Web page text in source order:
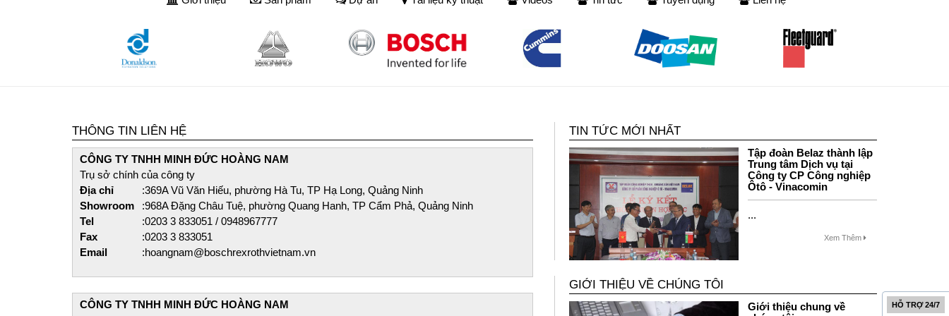
THÔNG TIN LIÊN HỆ
CÔNG TY TNHH MINH ĐỨC HOÀNG NAM​
Trụ sở chính của công ty
Địa chỉ
:369A Vũ Văn Hiếu, phường Hà Tu, TP Hạ Long, Quảng Ninh
Showroom
:968A Đặng Châu Tuệ, phường Quang Hanh, TP Cẩm Phả, Quảng Ninh
Tel
:0203 3 833051 / 0948967777
Fax
:0203 3 833051
Email
:hoangnam@boschrexrothvietnam.vn
CÔNG TY TNHH MINH ĐỨC HOÀNG NAM​
TIN TỨC MỚI NHẤT
Tập đoàn Belaz thành lập
Trung tâm Dịch vụ tại
Công ty CP Công nghiệp
Ôtô - Vinacomin
...
Xem Thêm
GIỚI THIỆU VỀ CHÚNG TÔI
Giới thiệu chung về
HỖ TRỢ 24/7